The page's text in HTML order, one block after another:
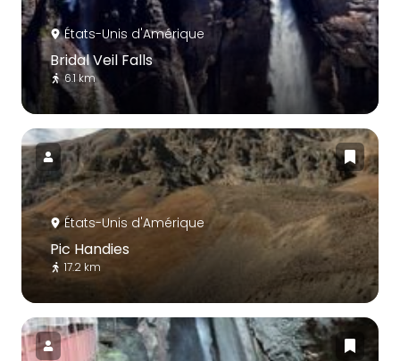
États-Unis d'Amérique
Bridal Veil Falls
6.1 km
États-Unis d'Amérique
Pic Handies
17.2 km